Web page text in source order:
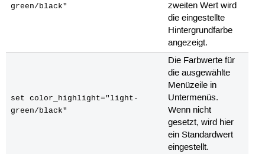
green/black"
zweiten Wert wird
die eingestellte
Hintergrundfarbe
angezeigt.
set color_highlight="light-
green/black"
Die Farbwerte für
die ausgewählte
Menüzeile in
Untermenüs.
Wenn nicht
gesetzt, wird hier
ein Standardwert
eingestellt.